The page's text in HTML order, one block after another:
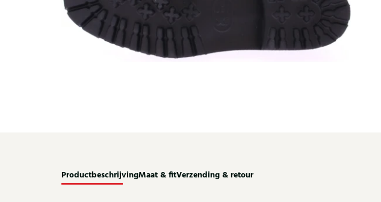
ProductbeschrijvingMaat & fitVerzending & retour